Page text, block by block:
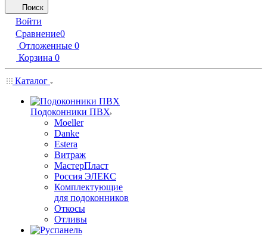
Поиск
Войти
Сравнение0
Отложенные 0
Корзина 0
Каталог
Подоконники ПВХ
Moeller
Danke
Estera
Витраж
МастерПласт
Россия ЭЛЕКС
Комплектующие
для подоконников
Откосы
Отливы